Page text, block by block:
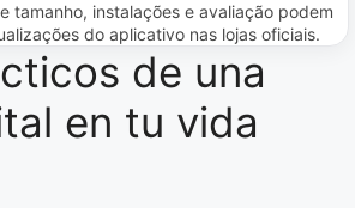
tamanho, instalações e avaliação podem
do aplicativo nas lojas oficiais.
de una
en tu vida